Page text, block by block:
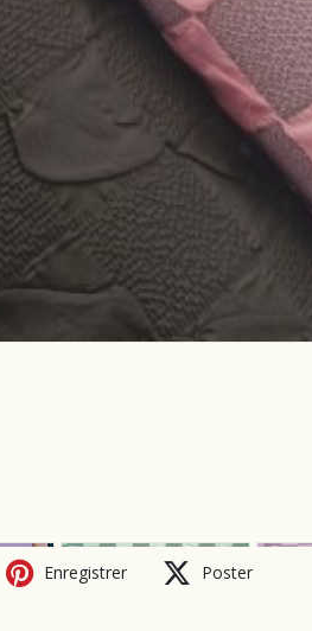
Enregistrer Poster